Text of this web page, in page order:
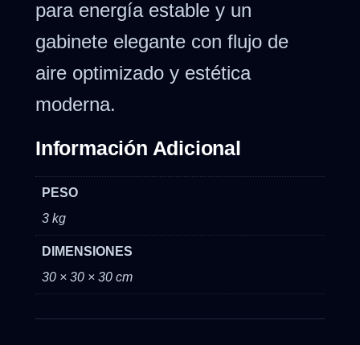
para energía estable y un
gabinete elegante con flujo de
aire optimizado y estética
moderna.
Información Adicional
PESO
3 kg
DIMENSIONES
30 × 30 × 30 cm